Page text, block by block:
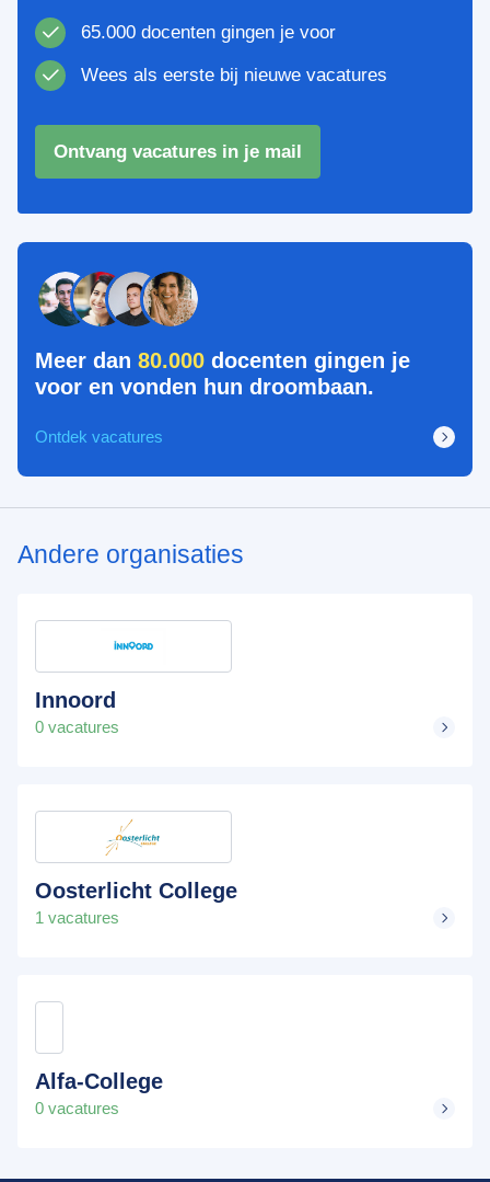
65.000 docenten gingen je voor
Wees als eerste bij nieuwe vacatures
Ontvang vacatures in je mail
Meer dan 80.000 docenten gingen je
voor en vonden hun droombaan.
Ontdek vacatures
Andere organisaties
Innoord
0 vacatures
Oosterlicht College
1 vacatures
Alfa-College
0 vacatures